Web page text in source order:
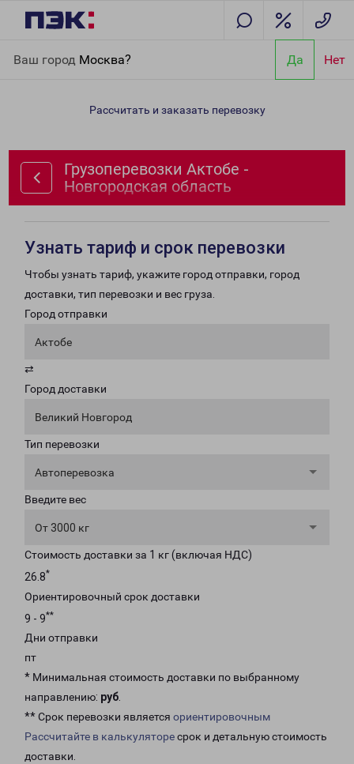
Ваш город Москва? Да Нет
Новгородская область
Рассчитать и заказать перевозку
Грузоперевозки Актобе -
Новгородская область
Узнать тариф и срок перевозки
Чтобы узнать тариф, укажите город отправки, город
доставки, тип перевозки и вес груза.
Город отправки
Актобе
⇄
Город доставки
Великий Новгород
Тип перевозки
Автоперевозка
Введите вес
От 3000 кг
Стоимость доставки за 1 кг (включая НДС)
26.8*
Ориентировочный срок доставки
9 - 9**
Дни отправки
пт
* Минимальная стоимость доставки по выбранному
направлению: руб.
** Срок перевозки является ориентировочным
Рассчитайте в калькуляторесрок и детальную стоимость
доставки.